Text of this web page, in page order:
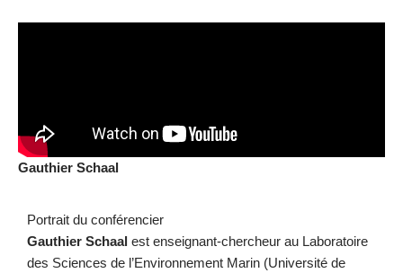
Gauthier Schaal
Portrait du conférencier
Gauthier Schaal est enseignant-chercheur au Laboratoire
des Sciences de l’Environnement Marin (Université de